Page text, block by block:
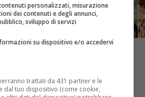
fa
personalizzati, misurazione
dei contenuti e degli annunci,
sviluppo di servizi
su dispositivo e/o accedervi
trattati da 431 partner e le
dal tuo dispositivo (come cookie,